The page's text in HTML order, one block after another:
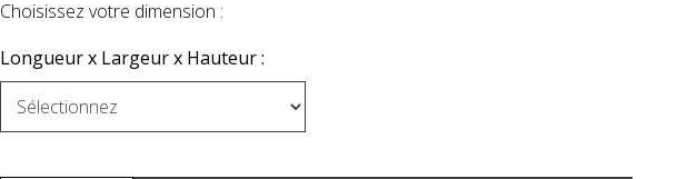
Choisissez votre dimension :
Longueur x Largeur x Hauteur :